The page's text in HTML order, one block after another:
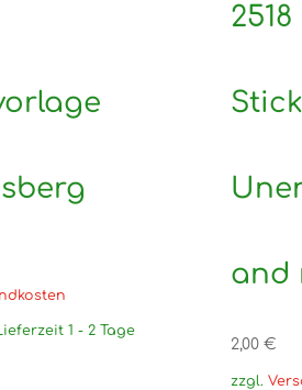
1 - 2 Tage
2518
and
2,00 €
zzgl.